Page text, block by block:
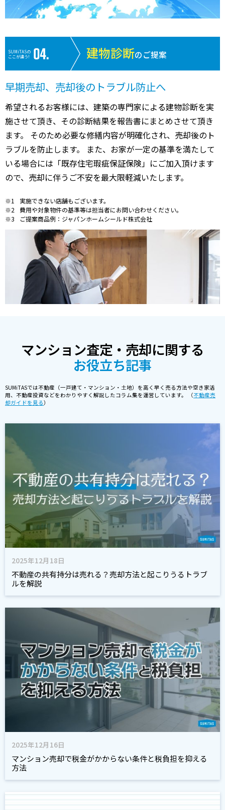
SUMiTASの
ここが違う!
建物診断のご提案
早期売却、売却後のトラブル防止へ
希望されるお客様には、建築の専門家による建物診断を実
施させて頂き、その診断結果を報告書にまとめさせて頂き
ます。 そのため必要な修繕内容が明確化され、売却後のト
ラブルを防止します。 また、お家が一定の基準を満たして
いる場合には「既存住宅瑕疵保証保険」にご加入頂けます
ので、売却に伴うご不安を最大限軽減いたします。
実施できない店舗もございます。
費用や対象物件の基準等は担当者にお問い合わせください。
ご提案商品例：ジャパンホームシールド株式会社
マンション査定・売却に関する
お役立ち記事
SUMiTASでは不動産（一戸建て・マンション・土地）を高く早く売る方法や空き家活
用、不動産投資などをわかりやすく解説したコラム集を運営しています。 （不動産売
却ガイドを見る）
2025年12月18日
不動産の共有持分は売れる？売却方法と起こりうるトラブ
ルを解説
2025年12月16日
マンション売却で税金がかからない条件と税負担を抑える
方法